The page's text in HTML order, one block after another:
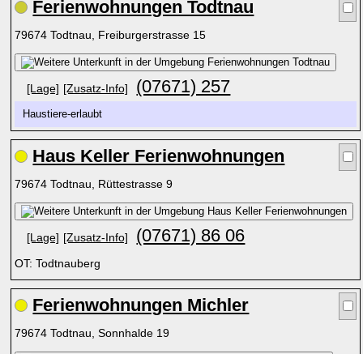
Ferienwohnungen Todtnau
79674 Todtnau, Freiburgerstrasse 15
[Lage] [Zusatz-Info] (07671) 257
Haustiere-erlaubt
Haus Keller Ferienwohnungen
79674 Todtnau, Rüttestrasse 9
[Lage] [Zusatz-Info] (07671) 86 06
OT: Todtnauberg
Ferienwohnungen Michler
79674 Todtnau, Sonnhalde 19